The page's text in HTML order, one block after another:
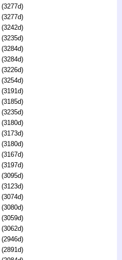
(3277d)
(3277d)
(3242d)
(3235d)
(3284d)
(3284d)
(3226d)
(3254d)
(3191d)
(3185d)
(3235d)
(3180d)
(3173d)
(3180d)
(3167d)
(3197d)
(3095d)
(3123d)
(3074d)
(3080d)
(3059d)
(3062d)
(2946d)
(2891d)